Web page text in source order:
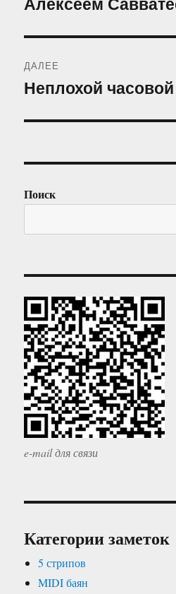
записям
ДАЛЕЕ
Следующая
Неплохой
Поиск
e-mail для связи
Категории заметок
5 стрипов
MIDI баян